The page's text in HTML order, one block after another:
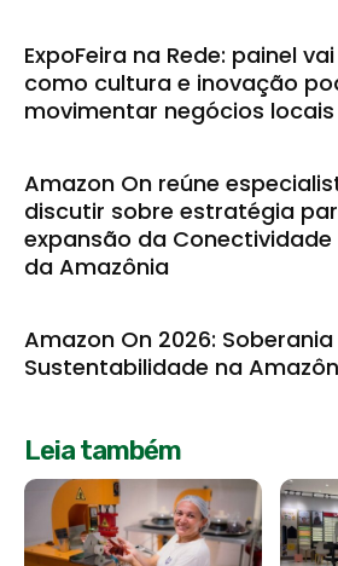
ExpoFeira na Rede: painel
como cultura e inovação
movimentar negócios locais
Amazon On reúne
discutir sobre estratégia
expansão da Conectividade
da Amazônia
Amazon On 2026: Soberania
Sustentabilidade na
Leia também